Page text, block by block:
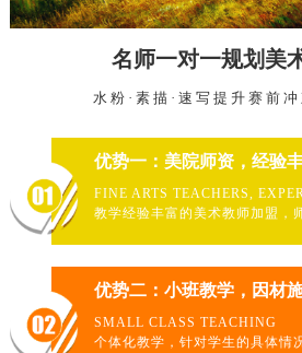
名师一对一规划美
水粉·素描·速写提升赛前
优势一：美院师资，经验
FINE ARTS TEACHERS,
教学经验丰富的美术教师加盟，
优势二：小班教学，因材
SMALL CLASS TEACHING
个体化教学，针对学生的具体情